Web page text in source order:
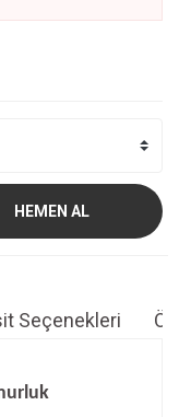
HEMEN AL
Seçenekleri